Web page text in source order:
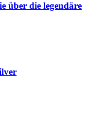
über die legendäre